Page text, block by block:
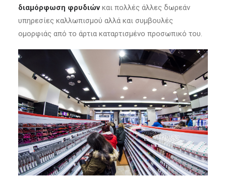
διαμόρφωση φρυδιώνκαι πολλές άλλες δωρεάν
υπηρεσίες καλλωπισμού αλλά και συμβουλές
ομορφιάς από το άρτια καταρτισμένο προσωπικό του.